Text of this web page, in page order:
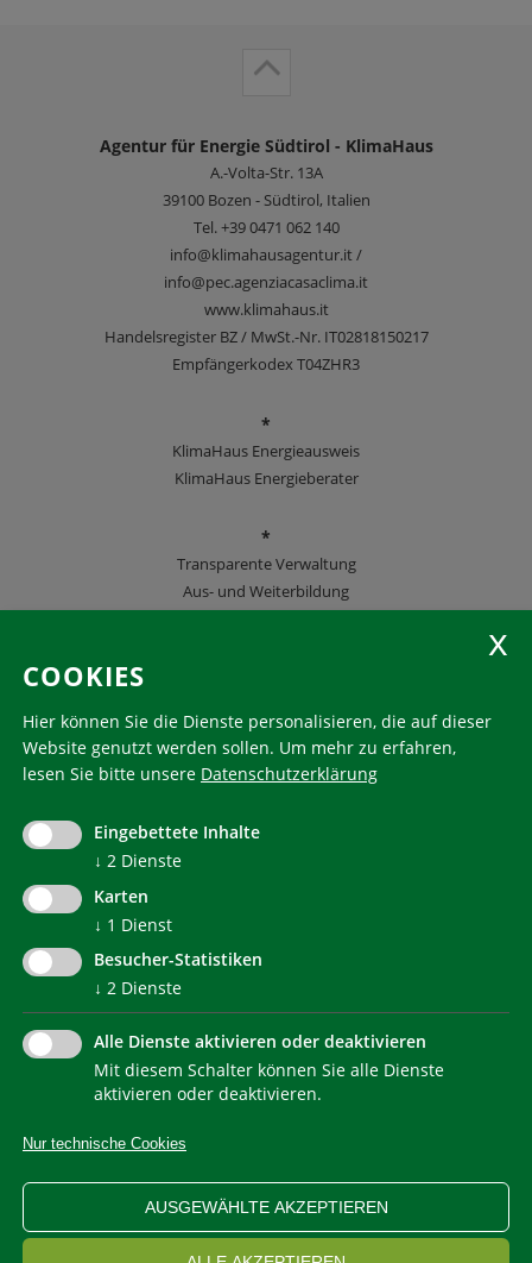
Agentur für Energie Südtirol - KlimaHaus
A.-Volta-Str. 13A
39100 Bozen - Südtirol, Italien
Tel.+39 0471 062 140
info@klimahausagentur.it /
info@pec.agenziacasaclima.it
www.klimahaus.it
Handelsregister BZ / MwSt.-Nr. IT02818150217
Empfängerkodex T04ZHR3
*
KlimaHaus Energieausweis
KlimaHaus Energieberater
*
Transparente Verwaltung
Aus- und Weiterbildung
KlimaHaus ist eine eingetragene Marke. Die Nutzung muss
communication@klimahausagentur.it
© 2022 Agentur für Energie Südtirol - KlimaHaus
NEWSLETTER
IMPRESSUM PRIVACY
WEB STATISTIKEN
ERKLÄRUNG BARRIEREFREIHEIT
COOKIEEINSTELLUNGEN
COOKIES
Hier können Sie die Dienste personalisieren, die auf dieser
Website genutzt werden sollen. Um mehr zu erfahren,
lesen Sie bitte unsere Datenschutzerklärung
Eingebettete Inhalte
↓ 2 Dienste
Karten
↓ 1 Dienst
Besucher-Statistiken
↓ 2 Dienste
Alle Dienste aktivieren oder deaktivieren
Mit diesem Schalter können Sie alle Dienste
aktivieren oder deaktivieren.
Nur technische Cookies
AUSGEWÄHLTE AKZEPTIEREN